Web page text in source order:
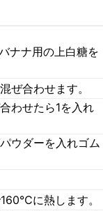
ナナ用の上白糖を
ぜ合わせます。
わせたら1を入れ
ウダーを入れゴム
に熱します。